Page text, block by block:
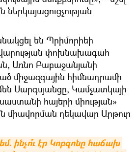
են Պրիմորիեի
փոխնախագահ
Առնո Բաբաջանյանի
միջազգային հիմնադրամի
Սարգսյանցը, Կամչատկայի
հայերի միության»
միավորման ղեկավար Արթուր
ինչո՞ւ էր Կոբզոնը հաճախ